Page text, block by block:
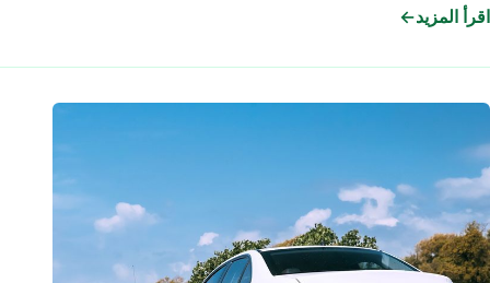
اقرأ المزيد
ونش
النطرون
والسادات):
تغطية
الكيلو
80